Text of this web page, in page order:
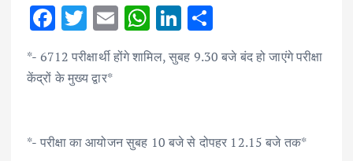
F
e
b
o
T
w
it
te
E
m
ai
W
h
at
p
Li
k
n
ar
*- 6712 परीक्षार्थी होंगे शामिल, सुबह 9.30 बजे बंद हो जाएंगे परीक्षा
केंद्रों के मुख्य द्वार*
*- परीक्षा का आयोजन सुबह 10 बजे से दोपहर 12.15 बजे तक*